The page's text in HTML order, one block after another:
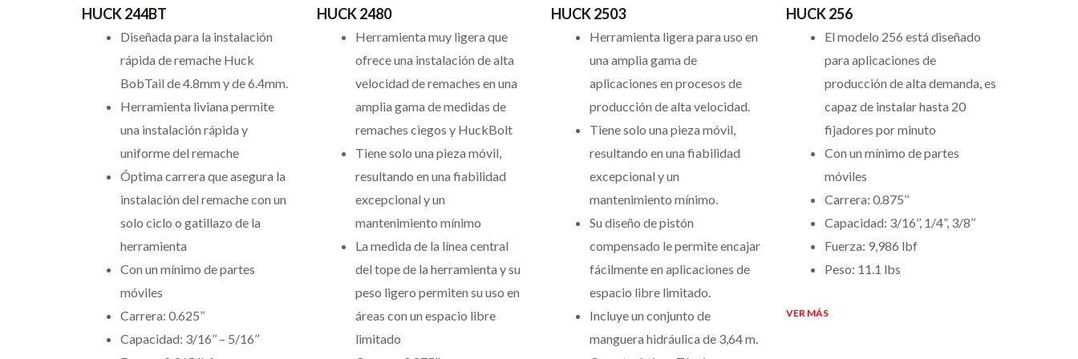
HUCK 244BT
Diseñada para la instalación
rápida de remache Huck
BobTail de 4.8mm y de 6.4mm.
Herramienta liviana permite
una instalación rápida y
uniforme del remache
Óptima carrera que asegura la
instalación del remache con un
solo ciclo o gatillazo de la
herramienta
Con un mínimo de partes
móviles
Carrera: 0.625’’
Capacidad: 3/16’’ – 5/16’’
HUCK 2480
Herramienta muy ligera que
ofrece una instalación de alta
velocidad de remaches en una
amplia gama de medidas de
remaches ciegos y HuckBolt
Tiene solo una pieza móvil,
resultando en una fiabilidad
excepcional y un
mantenimiento mínimo
La medida de la línea central
del tope de la herramienta y su
peso ligero permiten su uso en
áreas con un espacio libre
limitado
HUCK 2503
Herramienta ligera para uso en
una amplia gama de
aplicaciones en procesos de
producción de alta velocidad.
Tiene solo una pieza móvil,
resultando en una fiabilidad
excepcional y un
mantenimiento mínimo.
Su diseño de pistón
compensado le permite encajar
fácilmente en aplicaciones de
espacio libre limitado.
Incluye un conjunto de
manguera hidráulica de 3,64 m.
HUCK 256
El modelo 256 está diseñado
para aplicaciones de
producción de alta demanda, es
capaz de instalar hasta 20
fijadores por minuto
Con un mínimo de partes
móviles
Carrera: 0.875’’
Capacidad: 3/16’’, 1/4”, 3/8’’
Fuerza: 9,986 lbf
Peso: 11.1 lbs
VER MÁS